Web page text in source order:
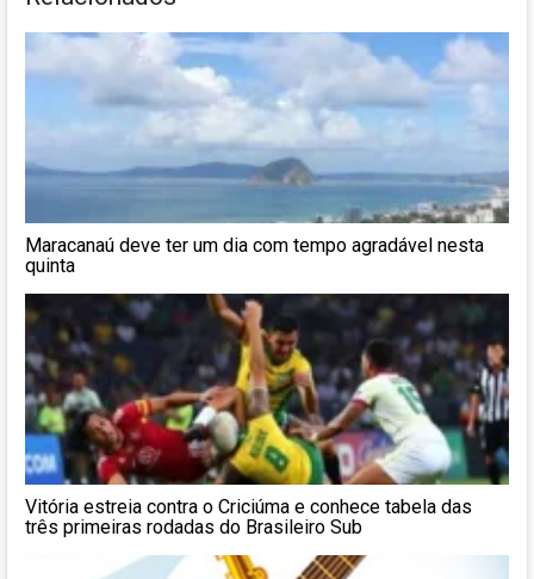
Maracanaú deve ter um dia com tempo agradável nesta
quinta
Vitória estreia contra o Criciúma e conhece tabela das
três primeiras rodadas do Brasileiro Sub